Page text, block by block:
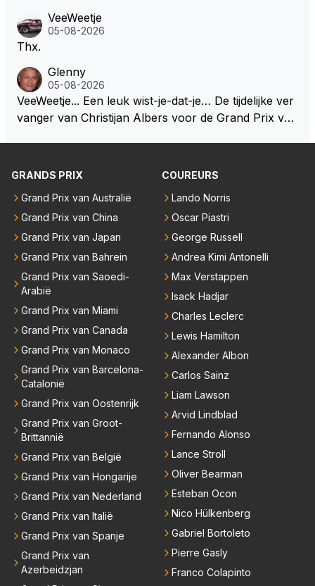
VeeWeetje
05-08-2026
Thx.
Glenny
05-08-2026
VeeWeetje... Een leuk wist-je-dat-je… De tijdelijke ver
vanger van Christijan Albers voor de Grand Prix van
oeltje definitief overgenomen door Sakon Yamamot
oos regenbanden) en reed zelfs 6 ronden aan kop.
Dat was ook de enige keer dat een Spyker ooit aan
kop reed. Toen de rest van het veld ook regenband
en had, werd hij helaas aan alle kanten door iederee
n achterhaald. Hij moest later opgeven vanwege een
technisch mankement. Het was ook de enige keer d
at Markus Winkelhock een officiële Formule 1 race r
GRANDS PRIX
Grand Prix van Australië
Grand Prix van China
Grand Prix van Japan
Grand Prix van Bahrein
Grand Prix van Saoedi-
Arabië
Grand Prix van Miami
Grand Prix van Canada
Grand Prix van Monaco
Grand Prix van Barcelona-
Catalonië
Grand Prix van Oostenrijk
Grand Prix van Groot-
Brittannië
Grand Prix van België
Grand Prix van Hongarije
Grand Prix van Nederland
Grand Prix van Italië
Grand Prix van Spanje
Grand Prix van
Azerbeidzjan
COUREURS
Lando Norris
Oscar Piastri
George Russell
Andrea Kimi Antonelli
Max Verstappen
Isack Hadjar
Charles Leclerc
Lewis Hamilton
Alexander Albon
Carlos Sainz
Liam Lawson
Arvid Lindblad
Fernando Alonso
Lance Stroll
Oliver Bearman
Esteban Ocon
Nico Hülkenberg
Gabriel Bortoleto
Pierre Gasly
Franco Colapinto